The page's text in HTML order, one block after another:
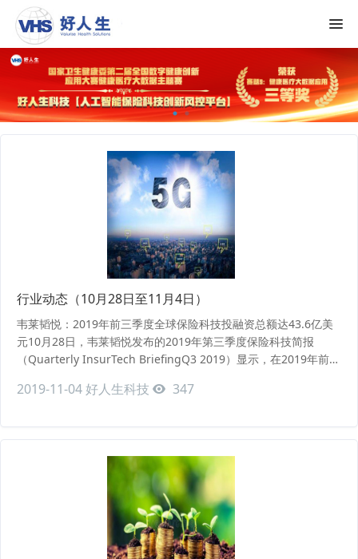
行业动态（10月28日至11月4日）
韦莱韬悦：2019年前三季度全球保险科技投融资总额达43.6亿美
元10月28日，韦莱韬悦发布的2019年第三季度保险科技简报
（Quarterly InsurTech BriefingQ3 2019）显示，在2019年前三
亿美元，相比2018年全年投融资总额高出5％。2019年第三季度
2019-11-04好人生科技 347